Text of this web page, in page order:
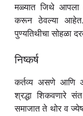
मळ्यात जिथे आपला
करून ठेवल्या आहेत.
पुण्यतिथीचा सोहळा
निष्कर्ष
कर्तव्य असणे आणि
श्रद्धा शिकवणारे
समाजात ते थोर व